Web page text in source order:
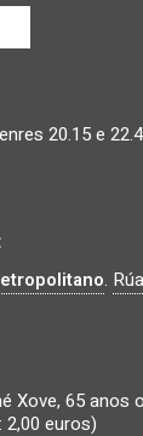
20.15 e
.
Xove, 65 anos
2,00 euros)